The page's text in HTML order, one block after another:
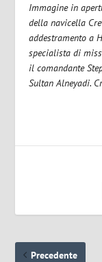
Immagine in
della navicella
addestramento a
specialista di
il comandante
Sultan Alneyadi.
Precedente